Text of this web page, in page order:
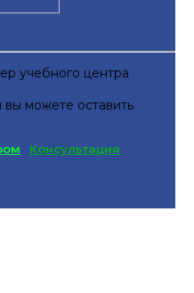
учебного центра
вы можете оставить
Консультация